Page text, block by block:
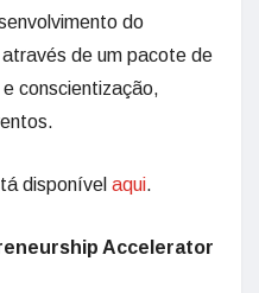
do
de um pacote de
conscientização,
disponível aqui.
Accelerator